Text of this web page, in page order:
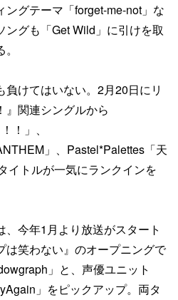
ングテーマ「forget-me-not」な
ングも「Get Wild」に引けを取
負けてはいない。2月20日にリ
』関連シングルから
！」、
」、Pastel*Palettes「天
トルが一気にランクインを
今年1月より放送がスタート
は笑わない』のオープニングで
」と、声優ユニット
」をピックアップ。両タ